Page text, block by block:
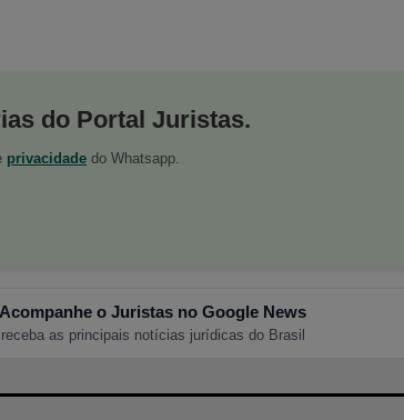
do Portal Juristas.
privacidade do Whatsapp.
Acompanhe o Juristas no Google News
receba as principais notícias jurídicas do Brasil